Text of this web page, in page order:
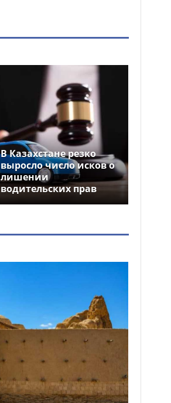
В Казахстане резко
выросло число исков о
лишении
водительских прав